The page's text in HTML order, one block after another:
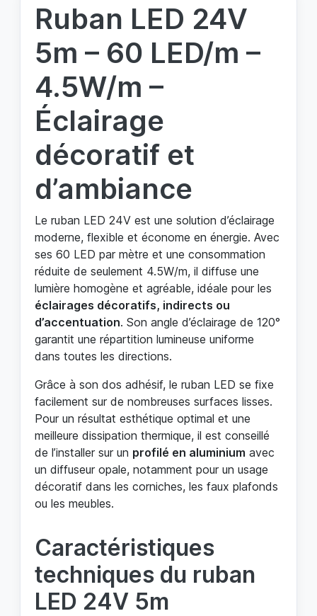
Ruban LED 24V
5m – 60 LED/m –
4.5W/m –
Éclairage
décoratif et
d’ambiance
Le ruban LED 24V est une solution d’éclairage
moderne, flexible et économe en énergie. Avec
ses 60 LED par mètre et une consommation
réduite de seulement 4.5W/m, il diffuse une
lumière homogène et agréable, idéale pour les
éclairages décoratifs, indirects ou
d’accentuation. Son angle d’éclairage de 120°
garantit une répartition lumineuse uniforme
dans toutes les directions.
Grâce à son dos adhésif, le ruban LED se fixe
facilement sur de nombreuses surfaces lisses.
Pour un résultat esthétique optimal et une
meilleure dissipation thermique, il est conseillé
de l’installer sur un profilé en aluminium avec
un diffuseur opale, notamment pour un usage
décoratif dans les corniches, les faux plafonds
ou les meubles.
Caractéristiques
techniques du ruban
LED 24V 5m